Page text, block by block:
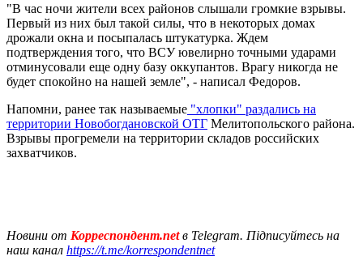
"В час ночи жители всех районов слышали громкие взрывы.
Первый из них был такой силы, что в некоторых домах
дрожали окна и посыпалась штукатурка. Ждем
подтверждения того, что ВСУ ювелирно точными ударами
отминусовали еще одну базу оккупантов. Врагу никогда не
будет спокойно на нашей земле", - написал Федоров.
Напомни, ранее так называемые "хлопки" раздались на
территории Новобогдановской ОТГ Мелитопольского района.
Взрывы прогремели на территории складов российских
захватчиков.
Новини от Корреспондент.netв Telegram. Підписуйтесь на
наш канал https://t.me/korrespondentnet